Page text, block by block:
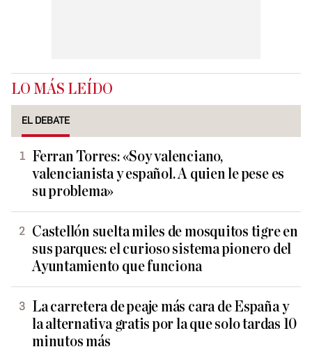
LO MÁS LEÍDO
EL DEBATE
Ferran Torres: «Soy valenciano,
valencianista y español. A quien le pese es
su problema»
Castellón suelta miles de mosquitos tigre en
sus parques: el curioso sistema pionero del
Ayuntamiento que funciona
La carretera de peaje más cara de España y
la alternativa gratis por la que solo tardas 10
minutos más